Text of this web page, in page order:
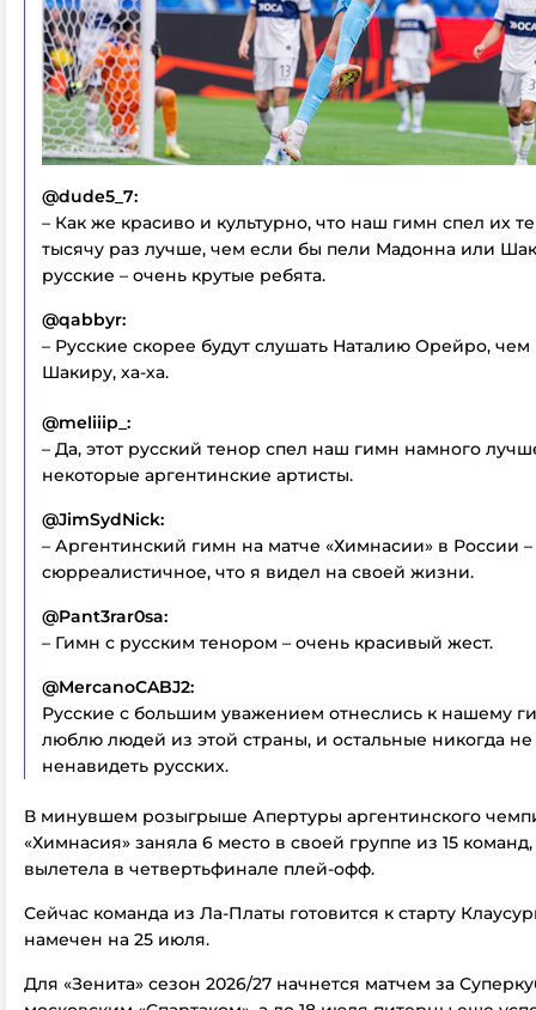
@dude5_7:
– Как же красиво и культурно, что наш гимн спел их
тысячу раз лучше, чем если бы пели Мадонна или
русские – очень крутые ребята.
@qabbyr:
– Русские скорее будут слушать Наталию Орейро,
Шакиру, ха-ха.
@meliiip_:
– Да, этот русский тенор спел наш гимн намного
некоторые аргентинские артисты.
@JimSydNick:
– Аргентинский гимн на матче «Химнасии» в России –
сюрреалистичное, что я видел на своей жизни.
@Pant3rar0sa:
– Гимн с русским тенором – очень красивый жест.
@MercanoCABJ2:
Русские с большим уважением отнеслись к нашему
люблю людей из этой страны, и остальные никогда не
ненавидеть русских.
В минувшем розыгрыше Апертуры аргентинского
«Химнасия» заняла 6 место в своей группе из 15
вылетела в четвертьфинале плей-офф.
Сейчас команда из Ла-Платы готовится к старту
намечен на 25 июля.
Для «Зенита» сезон 2026/27 начнется матчем за